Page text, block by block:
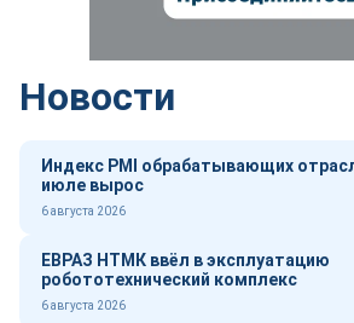
Новости
Индекс PMI обрабатывающих
июле вырос
6 августа 2026
ЕВРАЗ НТМК ввёл в эксплуатацию
робототехнический комплекс
6 августа 2026